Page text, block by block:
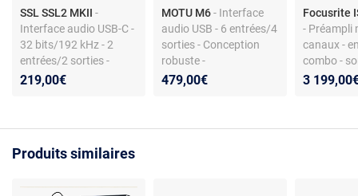
SSL SSL2 MKII -
Interface audio USB-C -
32 bits/192 kHz - 2
entrées/2 sorties -
Format compact
219,00€
MOTU M6- Interface
audio USB - 6 entrées/4
sorties - Conception
robuste -
Multiplateforme
479,00€
Focusrite
- Préampli
canaux -
combo -
inserts -
3
Produits similaires